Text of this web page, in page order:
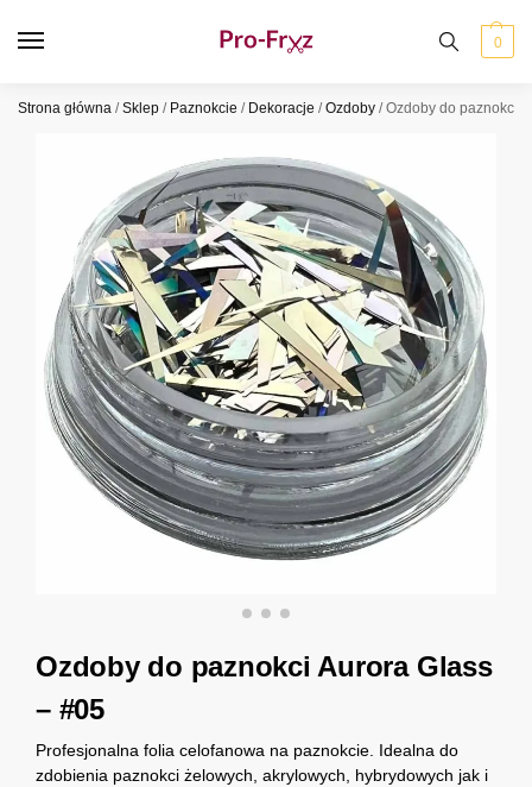
0
Strona główna /Sklep / Paznokcie / Dekoracje /Ozdoby /Ozdoby do paznokci
Ozdoby do paznokci Aurora Glass
– #05
Profesjonalna folia celofanowa na paznokcie. Idealna do
zdobienia paznokci żelowych, akrylowych, hybrydowych jak i